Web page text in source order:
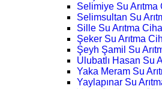
Selimiye Su Arıtma
Selimsultan Su
Sille Su Arıtma
Şeker Su Arıtma
Şeyh Şamil Su
Ulubatlı Hasan Su
Yaka Meram Su
Yaylapınar Su